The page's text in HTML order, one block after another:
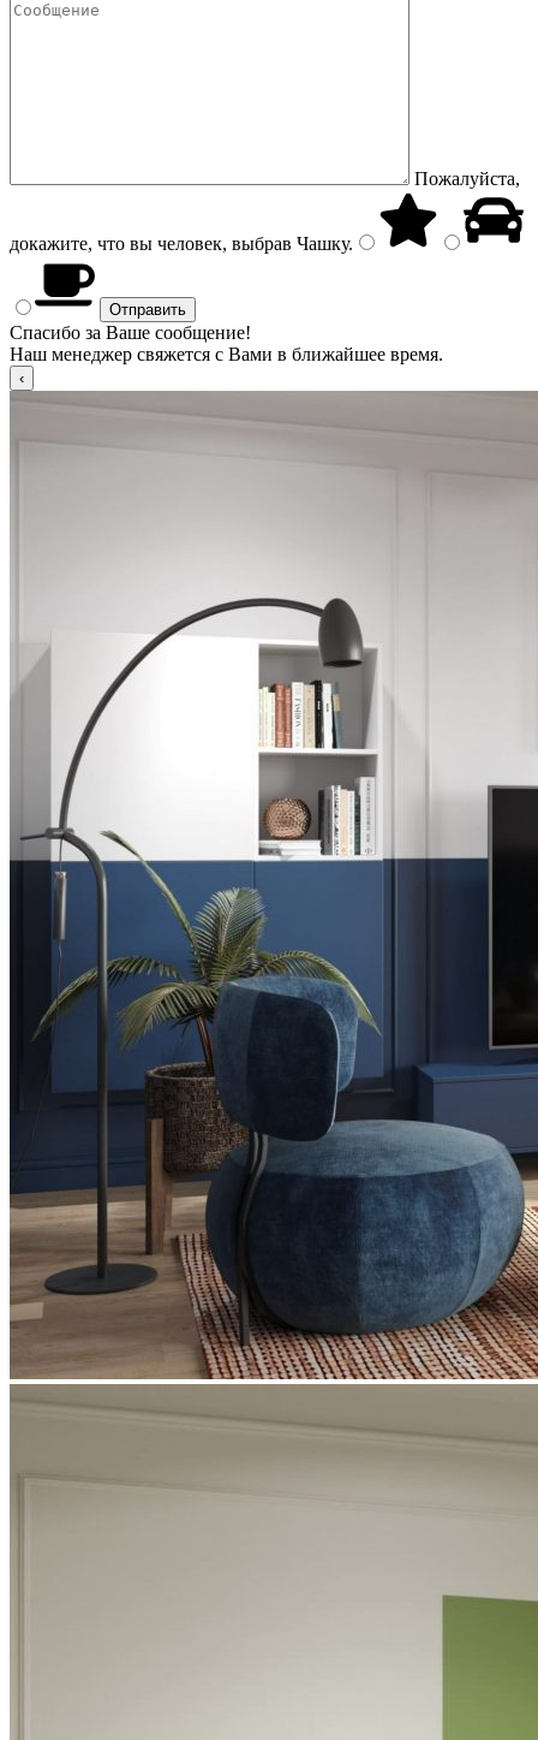
Пожалуйста,
докажите, что вы человек, выбрав Чашку.
Спасибо за Ваше сообщение!
Наш менеджер свяжется с Вами в ближайшее время.